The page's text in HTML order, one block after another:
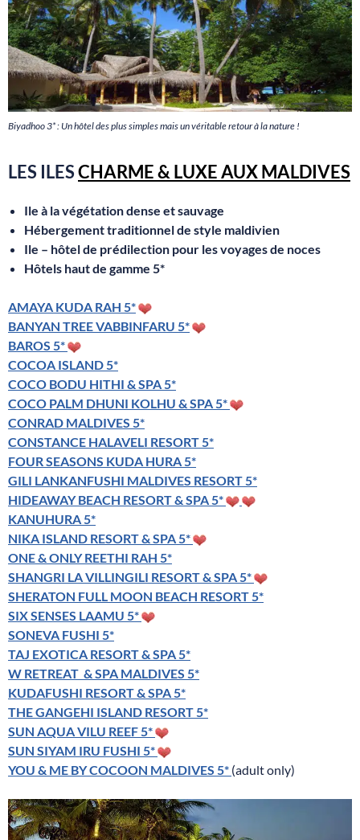
Biyadhoo 3* : Un hôtel des plus simples mais un véritable retour à la nature !
LES ILESCHARME & LUXE AUX MALDIVES
Ile à la végétation dense et sauvage
Hébergement traditionnel de style maldivien
Ile – hôtel de prédilection pour les voyages de noces
Hôtels haut de gamme 5*
AMAYA KUDA RAH 5*
BANYAN TREE VABBINFARU 5*
BAROS 5*
COCOA ISLAND 5*
COCO BODU HITHI & SPA 5*
COCO PALM DHUNI KOLHU & SPA 5*
CONRAD MALDIVES 5*
CONSTANCE HALAVELI RESORT 5*
FOUR SEASONS KUDA HURA 5*
GILI LANKANFUSHI MALDIVES RESORT 5*
HIDEAWAY BEACH RESORT & SPA 5*
KANUHURA 5*
NIKA ISLAND RESORT & SPA 5*
ONE & ONLY REETHI RAH 5*
SHANGRI LA VILLINGILI RESORT & SPA 5*
SHERATON FULL MOON BEACH RESORT 5*
SIX SENSES LAAMU 5*
SONEVA FUSHI 5*
TAJ EXOTICA RESORT & SPA 5*
W RETREAT & SPA MALDIVES 5*
KUDAFUSHI RESORT & SPA 5*
THE GANGEHI ISLAND RESORT 5*
SUN AQUA VILU REEF 5*
SUN SIYAM IRU FUSHI 5*
YOU & ME BY COCOON MALDIVES 5* (adult only)